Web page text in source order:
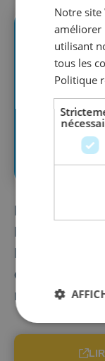
Bruxelles, le
Friday est là
effets
masse qui
Notre site
améliorer
utilisant
tous les
Politique